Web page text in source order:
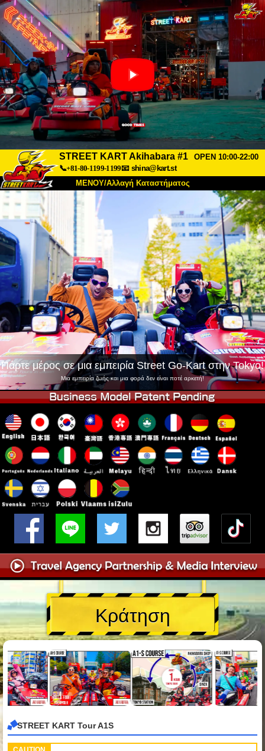
STREET KART Akihabara #1
OPEN 10:00-22:00
📞+81-80-1199-1199📧 shina@kart.st
ΜΕΝΟΥ/Αλλαγή Καταστήματος
Σχετικά Προδιαγραφές Τιμές
Πρόσβαση Αναφορές Συχνές Ερωτήσεις
Εταιρεία Κράτηση
Αλλαγή Καταστήματος
Τόκιο Σινάγαουα #1 Τόκιο Ακίχαμπαρα #1
Τόκιο Ακίχαμπαρα #2 Τόκιο Σιμπούγια
Τόκιο Σιμπούγια Annex Τόκιο Κόλπος
Τόκιο Ασακούσα Οσάκα
Οκινάουα
Πάρτε μέρος σε μια εμπειρία Street Go-Kart στην Tokyo!
Μια εμπειρία ζωής και μια φορά δεν είναι ποτέ αρκετή!
Κράτηση
STREET KART Tour A1S